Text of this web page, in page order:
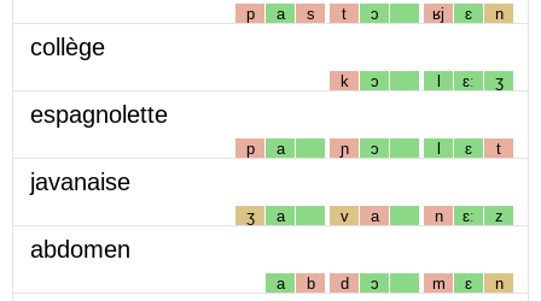
p a s t ɔ ʁj ɛ n
collège
k ɔ l ɛː ʒ
espagnolette
p a ɲ ɔ l ɛ t
javanaise
ʒ a v a n ɛː z
abdomen
a b d ɔ m ɛ n